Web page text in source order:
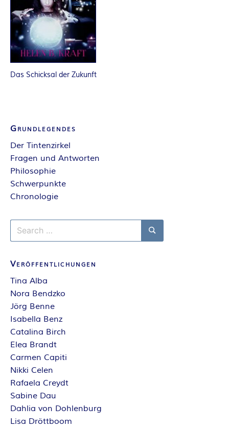
R
K
E
–
D
E
R
F
A
N
T
A
S
Y
A
U
Das Schicksal der Zukunft
Grundlegendes
Der Tintenzirkel
Fragen und Antworten
Philosophie
Schwerpunkte
Chronologie
Search
for:
Search
Veröffentlichungen
Tina Alba
Nora Bendzko
Jörg Benne
Isabella Benz
Catalina Birch
Elea Brandt
Carmen Capiti
Nikki Celen
Rafaela Creydt
Sabine Dau
Dahlia von Dohlenburg
Lisa Dröttboom